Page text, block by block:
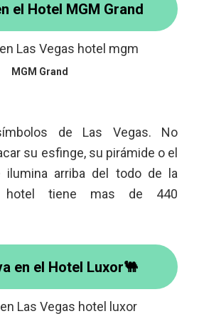
el Hotel MGM Grand
MGM Grand
de Las Vegas. No
su esfinge, su pirámide o el
arriba del todo de la
hotel tiene mas de 440
en el Hotel Luxor🐫